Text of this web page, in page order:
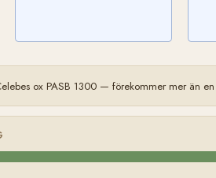
ox PASB 1300 — förekommer mer än